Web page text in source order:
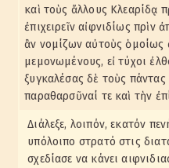
καὶ τοὺς ἄλλους Κλεαρίδᾳ
ἐπιχειρεῖν αἰφνιδίως πρὶν
ἂν νομίζων αὐτοὺς ὁμοίως
μεμονωμένους, εἰ τύχοι
ξυγκαλέσας δὲ τοὺς
παραθαρσῦναί τε καὶ τὴν
Διάλεξε, λοιπόν, εκατόν
υπόλοιπο στρατό στις
σχεδίασε να κάνει